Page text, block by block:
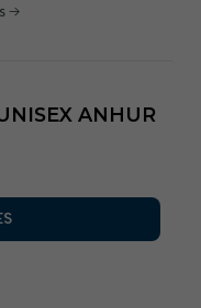
ANHUR